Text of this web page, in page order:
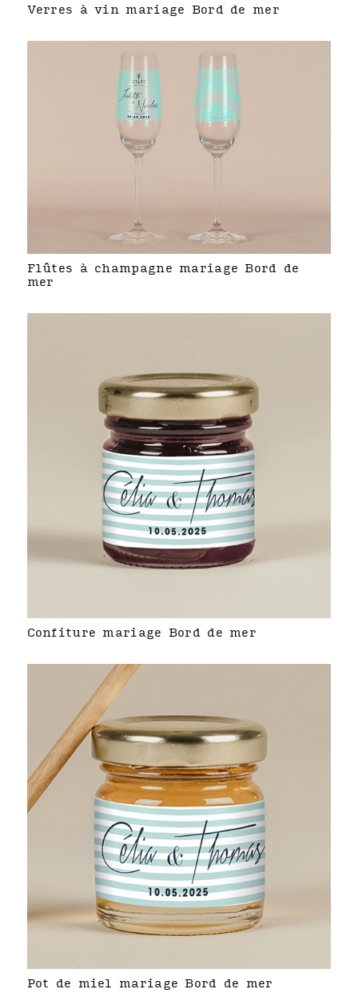
Verres à vin mariage Bord de mer
Flûtes à champagne mariage Bord de
mer
Confiture mariage Bord de mer
Pot de miel mariage Bord de mer